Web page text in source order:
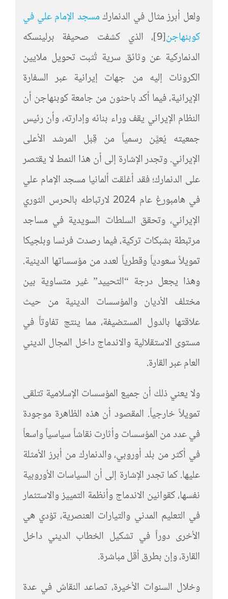
ولعل أبرز مثال في الدنماركمسجد الإمام علي في
كوبنهاجن[9] ، الذي كشفت صحيفة برلينسكه
الدنماركية عن وثائق سرية تُثبت تحويل ملايين
الكرونات إليه من جهات إيرانية عبر السفارة
الإيرانية، فيما أكد باحثون من جامعة كوبنهاجن أن
النظام الإيراني يقف وراء بنائه وإدارته، وأن رئيس
جمعيته يُعيَّن رسمياً من قِبَل المرشد الأعلى
الإيراني. وتجدر الإشارة إلى أن هذا النمط لا يقتصر
على الدنمارك؛ فقد أغلقت ألمانيا مسجد الإمام علي
في هامبورغ عام 2024 لارتباطه بالحرس الثوري
الإيراني، وتحقق السلطات السويدية في مساجد
مرتبطة بشبكات تركية، فيما رصدت فرنسا وبلجيكا
تمويلاً سعودياً وقطرياً لعدد من مؤسساتها الدينية.
وهذا يجعل درجة “التحييد” غير متساوية بين
مختلف الأديان والمؤسسات الدينية من حيث
علاقتها بالدول المستضيفة، مما ينتج تفاوتاً في
مستوى الاستقلالية والاندماج داخل المجال الديني
العام عبر القارة.
ولا يعني ذلك أن جميع المؤسسات الإسلامية تتلقى
تمويلاً خارجياً. المقصود أن هذه الظاهرة موجودة
في عدد من المؤسسات وأثارت نقاشاً سياسياً واسعاً
في أكثر من بلد أوروبي، والدنمارك من أبرز الأمثلة
عليها. كما تجدر الإشارة إلى أن السياسات الأوروبية
نفسها، كقوانين الاندماج وأنظمة التمييز والاستثمار
في التعليم المدني والتيارات العنصرية، تؤدي هي
الأخرى دوراً في تشكيل الخطاب الديني داخل
القارة، وإن بطرق أقل مباشرة.
وخلال السنوات الأخيرة، تصاعد النقاش في عدة